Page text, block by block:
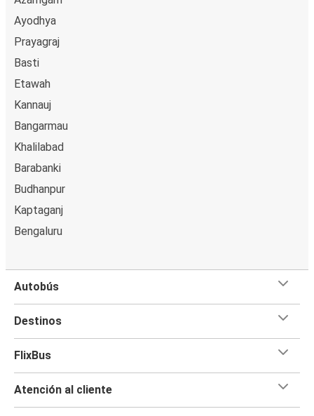
venta.
Ayodhya
Prayagraj
Basti
Etawah
Kannauj
Bangarmau
Khalilabad
Barabanki
Budhanpur
Kaptaganj
Bengaluru
Autobús
Destinos
FlixBus
Atención al cliente